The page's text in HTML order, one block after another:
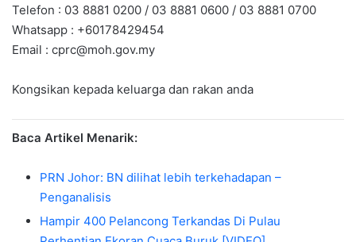
Telefon : 03 8881 0200 / 03 8881 0600 / 03 8881 0700
Whatsapp : +60178429454
Email : cprc@moh.gov.my
Kongsikan kepada keluarga dan rakan anda
Baca Artikel Menarik:
PRN Johor: BN dilihat lebih terkehadapan –
Penganalisis
Hampir 400 Pelancong Terkandas Di Pulau